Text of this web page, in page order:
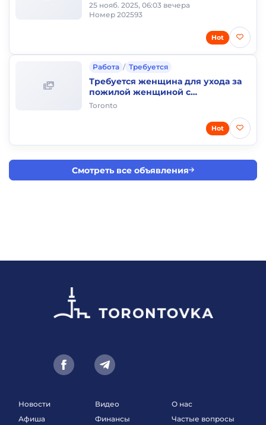
25 нояб. 2025, 06:03 вечера
Номер 202593
Hot
Работа / Требуется
Требуется женщина для ухода за
пожилой женщиной с
проживанием
Toronto
Hot
Смотреть все объявления
Новости
Афиша
Видео
Финансы
О нас
Частые вопросы